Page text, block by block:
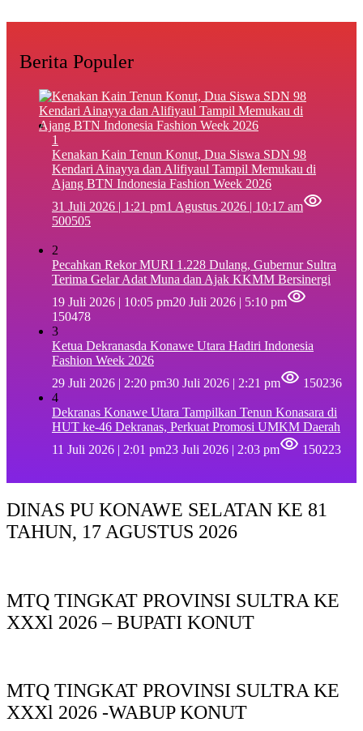
Berita Populer
1
‎Kenakan Kain Tenun Konut, Dua Siswa SDN 98
Kendari Ainayya dan Alifiyaul Tampil Memukau di
Ajang BTN Indonesia Fashion Week 2026
31 Juli 2026 | 1:21 pm1 Agustus 2026 | 10:17 am
500505
2
Pecahkan Rekor MURI 1.228 Dulang, Gubernur Sultra
Terima Gelar Adat Muna dan Ajak KKMM Bersinergi
19 Juli 2026 | 10:05 pm20 Juli 2026 | 5:10 pm
150478
3
Ketua Dekranasda Konawe Utara Hadiri Indonesia
Fashion Week 2026
29 Juli 2026 | 2:20 pm30 Juli 2026 | 2:21 pm
150236
4
Dekranas Konawe Utara Tampilkan Tenun Konasara di
HUT ke-46 Dekranas, Perkuat Promosi UMKM Daerah
11 Juli 2026 | 2:01 pm23 Juli 2026 | 2:03 pm 150223
DINAS PU KONAWE SELATAN KE 81
TAHUN, 17 AGUSTUS 2026
MTQ TINGKAT PROVINSI SULTRA KE
XXXl 2026 – BUPATI KONUT
MTQ TINGKAT PROVINSI SULTRA KE
XXXl 2026 -WABUP KONUT